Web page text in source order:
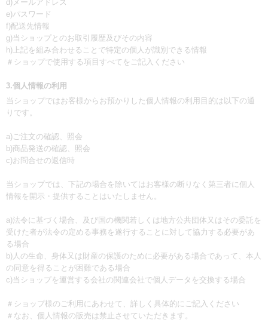
d)メールアドレス
e)パスワード
f)配送先情報
g)当ショップとのお取引履歴及びその内容
h)上記を組み合わせることで特定の個人が識別できる情報
＃ショップで使用する項目すべてをご記入ください
3.個人情報の利用
当ショップではお客様からお預かりした個人情報の利用目的は以下の通
りです。
a)ご注文の確認、照会
b)商品発送の確認、照会
c)お問合せの返信時
当ショップでは、下記の場合を除いてはお客様の断りなく第三者に個人
情報を開示・提供することはいたしません。
a)法令に基づく場合、及び国の機関若しくは地方公共団体又はその委託を
受けた者が法令の定める事務を遂行することに対して協力する必要があ
る場合
b)人の生命、身体又は財産の保護のために必要がある場合であって、本人
の同意を得ることが困難である場合
c)当ショップを運営する会社の関連会社で個人データを交換する場合
＃ショップ様のご利用にあわせて、詳しく具体的にご記入ください
＃なお、個人情報の販売は禁止させていただきます。